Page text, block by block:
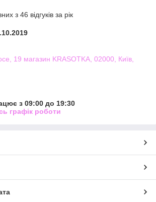
з 46 відгуків за рік
19 магазин KRASOTKA, 02000, Київ,
з 09:00 до 19:30
графік роботи